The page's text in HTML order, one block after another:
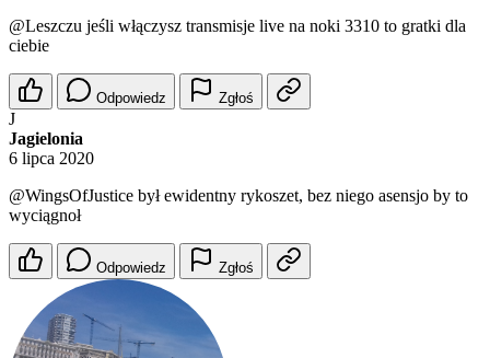
@Leszczu jeśli włączysz transmisje live na noki 3310 to gratki dla
ciebie
Odpowiedz Zgłoś
J
Jagielonia
6 lipca 2020
@WingsOfJustice był ewidentny rykoszet, bez niego asensjo by to
wyciągnoł
Odpowiedz Zgłoś